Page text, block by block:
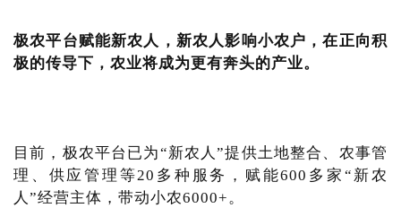
极农平台赋能新农人，新农人影响小农户，在正向积
极的传导下，农业将成为更有奔头的产业。
目前，极农平台已为“新农人”提供土地整合、农事管
理、供应管理等20多种服务，赋能600多家“新农
人”经营主体，带动小农6000+。